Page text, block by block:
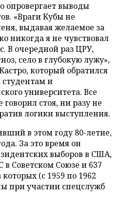
опровергает выводы
«Враги Кубы не
выдавая желаемое за
никогда я не чувствовал
В очередной раз ЦРУ,
село в глубокую лужу»,
который обратился
студентам и
университета. Все
стоя, ни разу не
логики выступления.
в этом году 80-летие,
За это время он
выборов в США,
Советском Союзе и 637
(с 1959 по 1962
при участии спецслужб